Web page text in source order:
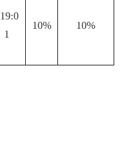
19:0
1
10% 10%